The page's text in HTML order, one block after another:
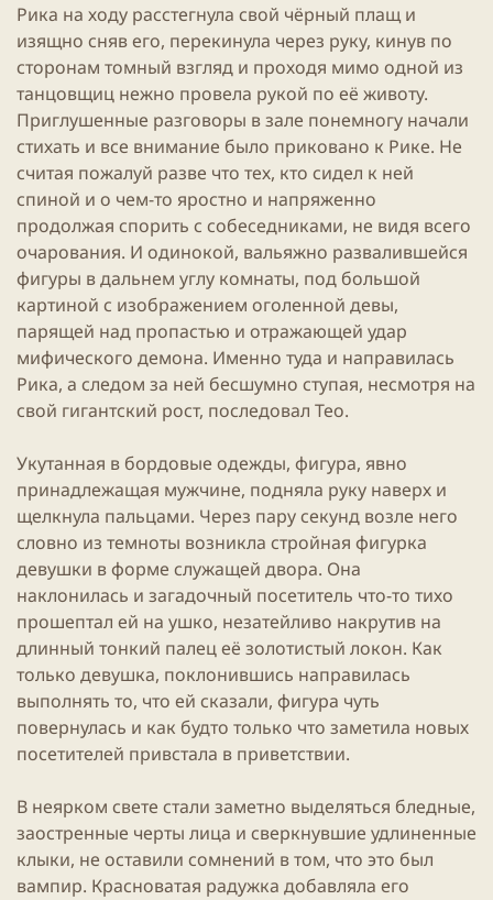
Рика на ходу расстегнула свой чёрный плащ и
изящно сняв его, перекинула через руку, кинув по
сторонам томный взгляд и проходя мимо одной из
танцовщиц нежно провела рукой по её животу.
Приглушенные разговоры в зале понемногу начали
стихать и все внимание было приковано к Рике. Не
считая пожалуй разве что тех, кто сидел к ней
спиной и о чем-то яростно и напряженно
продолжая спорить с собеседниками, не видя всего
очарования. И одинокой, вальяжно развалившейся
фигуры в дальнем углу комнаты, под большой
картиной с изображением оголенной девы,
парящей над пропастью и отражающей удар
мифического демона. Именно туда и направилась
Рика, а следом за ней бесшумно ступая, несмотря на
свой гигантский рост, последовал Тео.
Укутанная в бордовые одежды, фигура, явно
принадлежащая мужчине, подняла руку наверх и
щелкнула пальцами. Через пару секунд возле него
словно из темноты возникла стройная фигурка
девушки в форме служащей двора. Она
наклонилась и загадочный посетитель что-то тихо
прошептал ей на ушко, незатейливо накрутив на
длинный тонкий палец её золотистый локон. Как
только девушка, поклонившись направилась
выполнять то, что ей сказали, фигура чуть
повернулась и как будто только что заметила новых
посетителей привстала в приветствии.
В неярком свете стали заметно выделяться бледные,
заостренные черты лица и сверкнувшие удлиненные
клыки, не оставили сомнений в том, что это был
вампир. Красноватая радужка добавляла его